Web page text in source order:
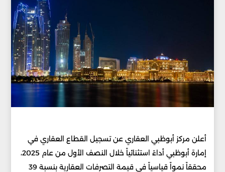
أعلن مركز أبوظبي العقاري عن تسجيل القطاع العقاري في
إمارة أبوظبي أداءً استثنائياً خلال النصف الأول من عام 2025،
محققاً نمواً قياسياً في قيمة التصرفات العقارية بنسبة 39